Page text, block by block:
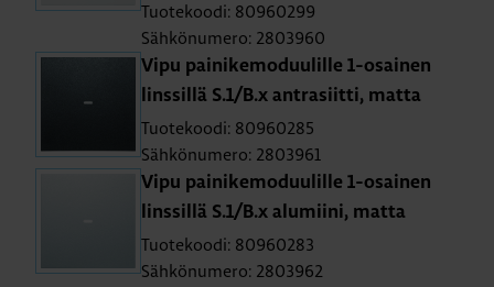
Tuotekoodi: 80960299
Sähkönumero: 2803960
Vipu pai­ni­ke­mo­duu­lil­le 1-osai­nen
lins­sil­lä S.1/B.x ant­ra­siit­ti, matta
Tuotekoodi: 80960285
Sähkönumero: 2803961
Vipu pai­ni­ke­mo­duu­lil­le 1-osai­nen
lins­sil­lä S.1/B.x alu­mii­ni, matta
Tuotekoodi: 80960283
Sähkönumero: 2803962